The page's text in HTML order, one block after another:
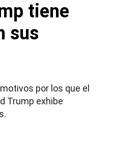
tiene
sus
por los que el
Trump exhibe